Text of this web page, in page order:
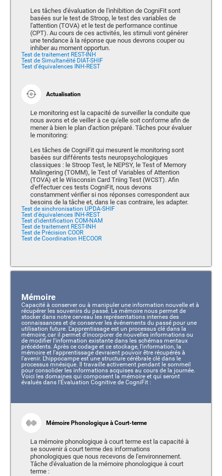
Les tâches d'évaluation de l'inhibition de CogniFit sont
basées sur le test de Stroop, le test des variables de
l'attention (TOVA) et le test de performance continue
(CPT). Au cours de ces activités, les stimuli vont générer
une tendance à la réponse que nous devrons couper ou
inhiber au moment opportun.
Test de traitement REST-INH
Test de Simultanéité DIAT-SHIF
Test d'équivalences INH-REST
Actualisation
Le monitoring est la capacité de surveiller la conduite que
nous avons et de veiller à ce qu'elle soit conforme afin de
mener à bien le plan d'action préparé. Tâches pour évaluer
le monitoring:
Les tâches de CogniFit qui mesurent le monitoring sont
basées sur différents tests neuropsychologiques
classiques : le Stroop Test, le NEPSY, le Test of Memory
Malingering (TOMM), le Test of Variables of Attention
(TOVA) et le Wisconsin Card Triing Test (WCST). Afin
d'effectuer ces tests CogniFit, nous devons
constamment vérifier si nos réponses correspondent aux
besoins de la tâche et, dans le cas contraire, les adapter.
Test de sinchronisation UPDA-SHIF
Test d'équivalences INH-REST
Test d'identification COM-NAM
Test de traitement REST-INH
Test de Précision COOR
Test de Coordination HECOOR
Mémoire
Capacité à conserver ou à manipuler une information nouvelle et à
récupérer les souvenirs du passé. La mémoire nous permet de
stocker dans notre cerveau les représentations internes des
connaissances et de conserver les événements du passé pour une
utilisation future. L'apprentissage est un processus clé dans la
mémoire, car il permet d'incorporer de nouvelles informations ou
de modifier l'information existante dans les schémas mentaux
précédents. Après ce codage et ce stockage, l'information, la
mémoire et l'apprentissage devraient pouvoir être récupérés à
l'avenir. L'hippocampe est une structure cérébrale clé dans le
processus mnésique. Il travaille activement pendant le sommeil
pour consolider les informations acquises au cours de la journée.
Voici les domaines qui composent la mémoire et qui seront
évalués dans l'Évaluation Cognitive de CogniFit :
Mémoire Phonologique à Court-terme
La mémoire phonologique à court terme est la capacité à
se souvenir á court terme des informations
phonologiques que nous recevons de l'environnement.
Tâche d'évaluation de la mémoire phonologique à court
terme :